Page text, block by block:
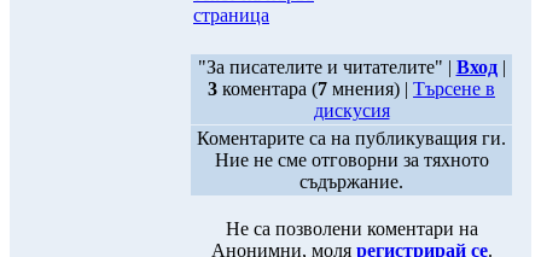
страница
"За писателите и читателите" | Вход|
3 коментара (7 мнения) | Търсене в
дискусия
Коментарите са на публикуващия ги.
Ние не сме отговорни за тяхното
съдържание.
Не са позволени коментари на
Анонимни, моля регистрирай се.